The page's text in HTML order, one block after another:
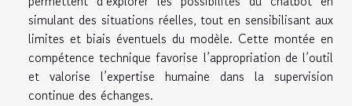
simulant des situations réelles, tout en sensibilisant aux
limites et biais éventuels du modèle. Cette montée en
compétence technique favorise l’appropriation de l’outil
et valorise l’expertise humaine dans la supervision
continue des échanges.